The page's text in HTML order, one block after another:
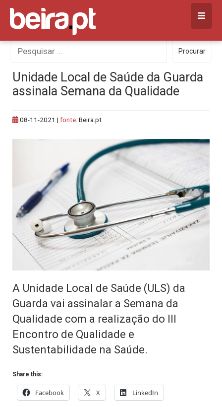
Skip
content
Procurar
por:
Procurar
Unidade Local de Saúde da Guarda
assinala Semana da Qualidade
08-11-2021 | fonte: Beira.pt
A Unidade Local de Saúde (ULS) da
Guarda vai assinalar a Semana da
Qualidade com a realização do III
Encontro de Qualidade e
Sustentabilidade na Saúde.
Share this:
Facebook X LinkedIn